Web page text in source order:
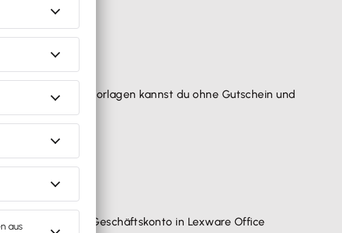
Office Vorlagen kannst du ohne Gutschein und
können das Geschäftskonto in Lexware Office